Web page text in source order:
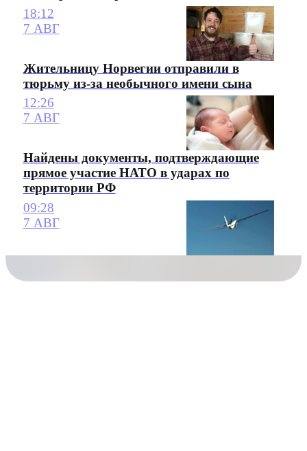
18:12
7 АВГ
Жительницу Норвегии отправили в
тюрьму из-за необычного имени сына
12:26
7 АВГ
Найдены документы, подтверждающие
прямое участие НАТО в ударах по
территории РФ
09:28
7 АВГ